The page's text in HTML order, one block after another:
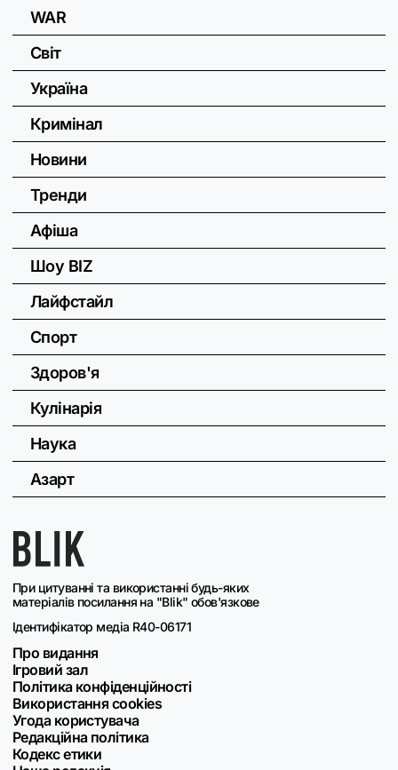
При цитуванні та використанні будь-яких
матеріалів посилання на "Blik" обов'язкове
Ідентифікатор медіа R40-06171
Про видання
Ігровий зал
Політика конфіденційності
Використання cookies
Угода користувача
Редакційна політика
Кодекс етики
WAR
Світ
Україна
Кримінал
Новини
Тренди
Афіша
Шоу BIZ
Лайфстайл
Спорт
Здоров'я
Кулінарія
Наука
Азарт